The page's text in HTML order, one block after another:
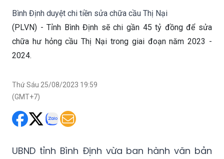
chữa hư hỏng cầu Thị Nại trong giai đoạn năm 2023 -
2024.
Thứ Sáu 25/08/2023 19:59
UBND tỉnh Bình Định vừa ban hành văn bản